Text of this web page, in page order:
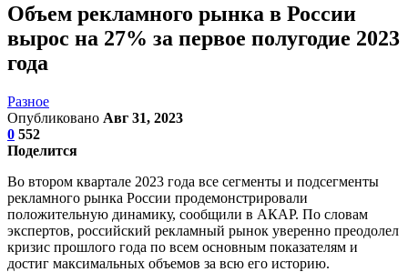
Объем рекламного рынка в России
вырос на 27% за первое полугодие 2023
года
Разное
Опубликовано Авг 31, 2023
0 552
Поделится
Во втором квартале 2023 года все сегменты и подсегменты
рекламного рынка России продемонстрировали
положительную динамику, сообщили в АКАР. По словам
экспертов, российский рекламный рынок уверенно преодолел
кризис прошлого года по всем основным показателям и
достиг максимальных объемов за всю его историю.